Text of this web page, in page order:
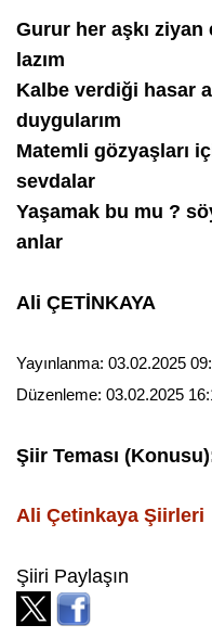
Gurur her aşkı
lazım
Kalbe verdiği hasar
duygularım
Matemli gözyaşları
sevdalar
Yaşamak bu mu ?
anlar
Ali ÇETİNKAYA
Yayınlanma: 03.02.2025
Düzenleme: 03.02.2025
Şiir Teması
Ali Çetinkaya Şiirleri
Şiiri Paylaşın